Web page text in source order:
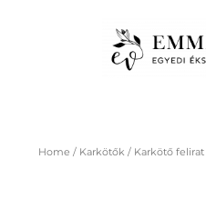
Home / Karkötők / Karkötő